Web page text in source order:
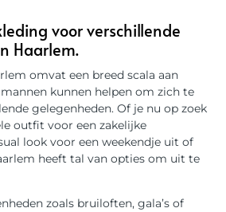
voor verschillende
Haarlem.
omvat een breed scala aan
kunnen helpen om zich te
gelegenheden. Of je nu op zoek
outfit voor een zakelijke
look voor een weekendje uit of
heeft tal van opties om uit te
zoals bruiloften, gala’s of